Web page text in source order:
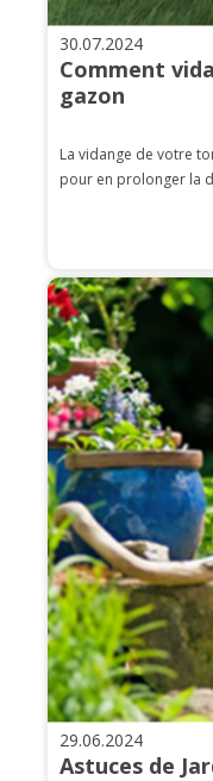
30.07.2024
Comment
gazon
La vidange de votre
pour en prolonger la
29.06.2024
Astuces de